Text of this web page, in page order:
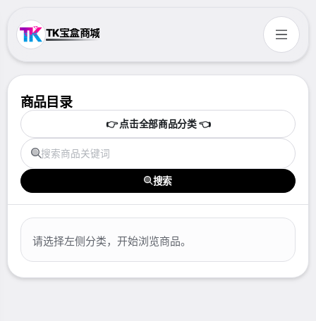
TK宝盒商城
商品目录
👉 点击全部商品分类 👈
搜索
请选择左侧分类，开始浏览商品。